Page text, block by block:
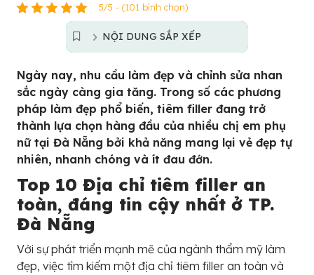
5/5 - (101 bình chọn)
NỘI DUNG SẮP XẾP
Ngày nay, nhu cầu làm đẹp và chỉnh sửa nhan
sắc ngày càng gia tăng. Trong số các phương
pháp làm đẹp phổ biến, tiêm filler đang trở
thành lựa chọn hàng đầu của nhiều chị em phụ
nữ tại Đà Nẵng bởi khả năng mang lại vẻ đẹp tự
nhiên, nhanh chóng và ít đau đớn.
Top 10 Địa chỉ tiêm filler an
toàn, đáng tin cậy nhất ở TP.
Đà Nẵng
Với sự phát triển mạnh mẽ của ngành thẩm mỹ làm
đẹp, việc tìm kiếm một địa chỉ tiêm filler an toàn và